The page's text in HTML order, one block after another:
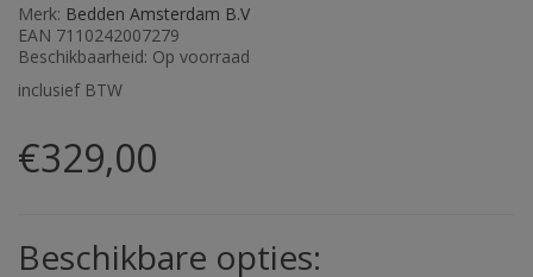
Merk: Bedden Amsterdam B.V
EAN 7110242007279
Beschikbaarheid: Op voorraad
inclusief BTW
€329,00
Beschikbare opties: